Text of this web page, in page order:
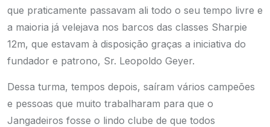
que praticamente passavam ali todo o seu tempo livre e
a maioria já velejava nos barcos das classes Sharpie
12m, que estavam à disposição graças a iniciativa do
fundador e patrono, Sr. Leopoldo Geyer.
Dessa turma, tempos depois, saíram vários campeões
e pessoas que muito trabalharam para que o
Jangadeiros fosse o lindo clube de que todos